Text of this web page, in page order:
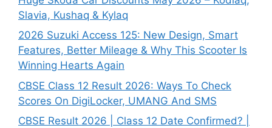
Slavia, Kushaq & Kylaq
2026 Suzuki Access 125: New Design, Smart
Features, Better Mileage & Why This Scooter Is
Winning Hearts Again
CBSE Class 12 Result 2026: Ways To Check
Scores On DigiLocker, UMANG And SMS
CBSE Result 2026 | Class 12 Date Confirmed? |